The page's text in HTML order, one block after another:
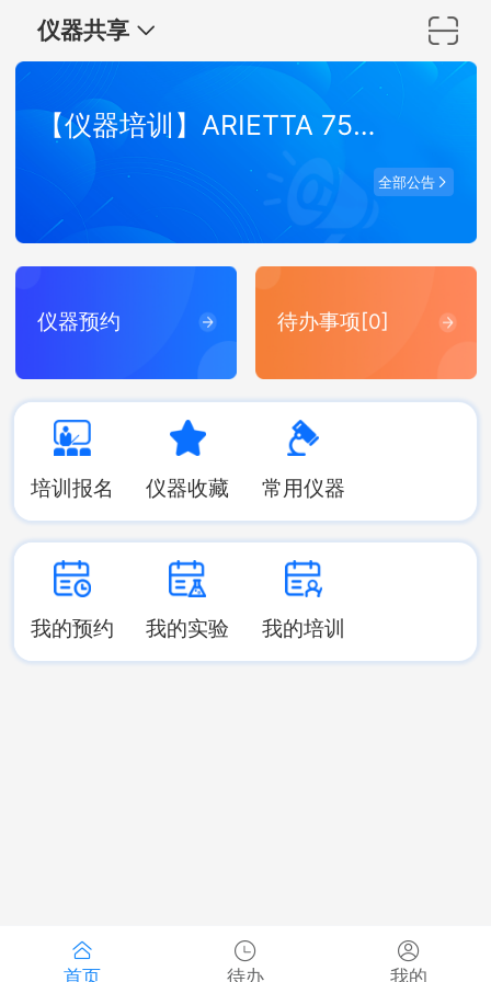
仪器共享
【仪器培训】ARIETTA 750 弹性波超声成像系统培训
全部公告
仪器预约 待办事项[0]
培训报名 仪器收藏 常用仪器
我的预约 我的实验 我的培训
首页 待办 我的